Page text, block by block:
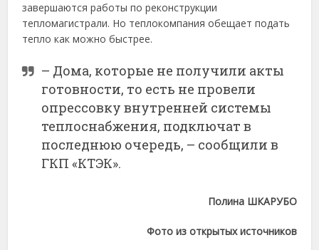
завершаются работы по реконструкции
тепломагистрали. Но теплокомпания обещает подать
тепло как можно быстрее.
– Дома, которые не получили акты
готовности, то есть не провели
опрессовку внутренней системы
теплоснабжения, подключат в
последнюю очередь, – сообщили в
ГКП «КТЭК».
Полина ШКАРУБО
Фото из открытых источников